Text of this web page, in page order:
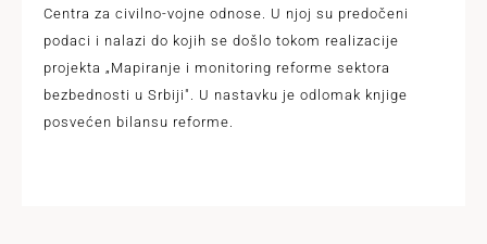
Centra za civilno-vojne odnose. U njoj su predočeni
podaci i nalazi do kojih se došlo tokom realizacije
projekta „Mapiranje i monitoring reforme sektora
bezbednosti u Srbiji". U nastavku je odlomak knjige
posvećen bilansu reforme.